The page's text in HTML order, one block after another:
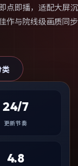
点即播，适配大屏沉
作与院线级画质同步
类
24/7
更新节奏
4.8